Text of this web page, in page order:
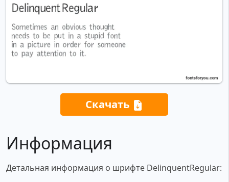
Скачать
Информация
Детальная информация о шрифте DelinquentRegular: